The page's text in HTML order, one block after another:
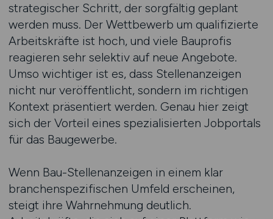
strategischer Schritt, der sorgfältig geplant
werden muss. Der Wettbewerb um qualifizierte
Arbeitskräfte ist hoch, und viele Bauprofis
reagieren sehr selektiv auf neue Angebote.
Umso wichtiger ist es, dass Stellenanzeigen
nicht nur veröffentlicht, sondern im richtigen
Kontext präsentiert werden. Genau hier zeigt
sich der Vorteil eines spezialisierten Jobportals
für das Baugewerbe.
Wenn Bau-Stellenanzeigen in einem klar
branchenspezifischen Umfeld erscheinen,
steigt ihre Wahrnehmung deutlich.